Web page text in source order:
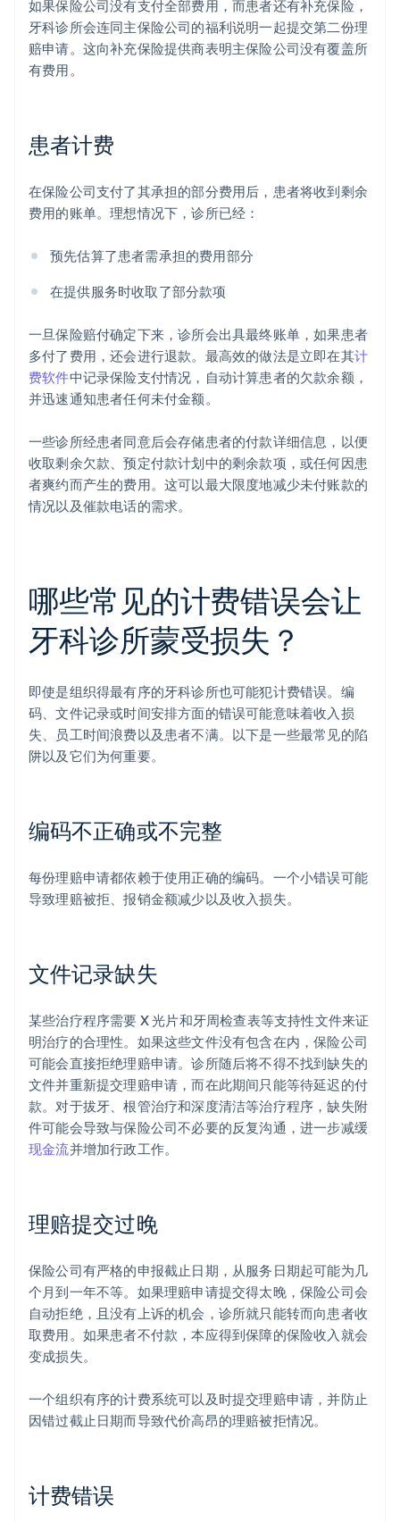
如果保险公司没有支付全部费用，而患者还有补充保险，
牙科诊所会连同主保险公司的福利说明一起提交第二份理
赔申请。这向补充保险提供商表明主保险公司没有覆盖所
有费用。
患者计费
在保险公司支付了其承担的部分费用后，患者将收到剩余
费用的账单。理想情况下，诊所已经：
预先估算了患者需承担的费用部分
在提供服务时收取了部分款项
一旦保险赔付确定下来，诊所会出具最终账单，如果患者
多付了费用，还会进行退款。最高效的做法是立即在其计
费软件中记录保险支付情况，自动计算患者的欠款余额，
并迅速通知患者任何未付金额。
一些诊所经患者同意后会存储患者的付款详细信息，以便
收取剩余欠款、预定付款计划中的剩余款项，或任何因患
者爽约而产生的费用。这可以最大限度地减少未付账款的
情况以及催款电话的需求。
哪些常见的计费错误会让
牙科诊所蒙受损失？
即使是组织得最有序的牙科诊所也可能犯计费错误。编
码、文件记录或时间安排方面的错误可能意味着收入损
失、员工时间浪费以及患者不满。以下是一些最常见的陷
阱以及它们为何重要。
编码不正确或不完整
每份理赔申请都依赖于使用正确的编码。一个小错误可能
导致理赔被拒、报销金额减少以及收入损失。
文件记录缺失
某些治疗程序需要 X 光片和牙周检查表等支持性文件来证
明治疗的合理性。如果这些文件没有包含在内，保险公司
可能会直接拒绝理赔申请。诊所随后将不得不找到缺失的
文件并重新提交理赔申请，而在此期间只能等待延迟的付
款。对于拔牙、根管治疗和深度清洁等治疗程序，缺失附
件可能会导致与保险公司不必要的反复沟通，进一步减缓
现金流并增加行政工作。
理赔提交过晚
保险公司有严格的申报截止日期，从服务日期起可能为几
个月到一年不等。如果理赔申请提交得太晚，保险公司会
自动拒绝，且没有上诉的机会，诊所就只能转而向患者收
取费用。如果患者不付款，本应得到保障的保险收入就会
变成损失。
一个组织有序的计费系统可以及时提交理赔申请，并防止
因错过截止日期而导致代价高昂的理赔被拒情况。
计费错误